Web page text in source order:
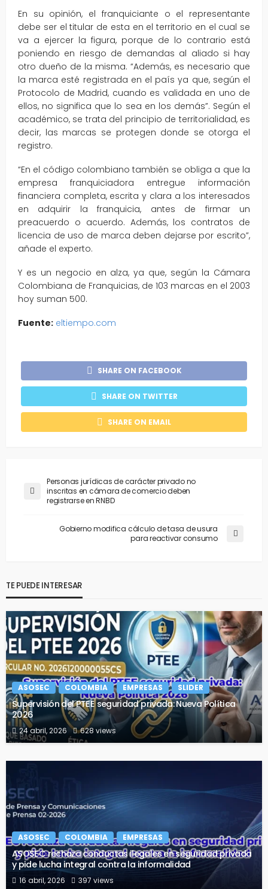
En su opinión, el franquiciante o el representante
debe ser el titular de esta en el territorio en el cual se
va a ejercer la figura, porque de lo contrario está
poniendo en riesgo de demandas al aliado si hay
otro dueño de la misma. “Además, es necesario que
la marca esté registrada en el país ya que, según el
Protocolo de Madrid, cuando es validada en uno de
ellos, no significa que lo sea en los demás”. Según el
académico, se trata del principio de territorialidad, es
decir, las marcas se protegen donde se otorga el
registro.
“En el código colombiano también se obliga a que la
empresa franquiciadora entregue información
financiera completa, escrita y clara a los interesados
en adquirir la franquicia, antes de firmar un
preacuerdo o acuerdo. Además, los contratos de
licencia de uso de marca deben dejarse por escrito”,
añade el experto.
Y es un negocio en alza, ya que, según la Cámara
Colombiana de Franquicias, de 103 marcas en el 2003
hoy suman 500.
Fuente: eltiempo.com
SHARE ON FACEBOOK
SHARE ON TWITTER
SHARE ON EMAIL
Personas jurídicas de carácter privado no
inscritas en cámara de comercio deben
registrarse en RNBD
Gobierno modifica cálculo de tasa de usura
para reactivar consumo
TE PUEDE INTERESAR
ASOSEC COLOMBIA EMPRESAS SLIDER
Supervisión del PTEE seguridad privada: Nueva Política
2026
24 abril, 2026 628 views
ASOSEC COLOMBIA EMPRESAS
ASOSEC rechaza conductas ilegales en seguridad privada
y pide lucha integral contra la informalidad
16 abril, 2026 397 views